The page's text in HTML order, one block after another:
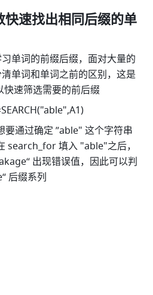
快速找出相同后缀的单
单词的前缀后缀，面对大量的
单词和单词之前的区别，这是
快速筛选需要的前后缀
要通过确定 ”able" 这个字符串
search_for 填入 "able"之后，
出现错误值，因此可以判
后缀系列